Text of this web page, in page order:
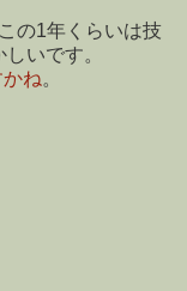
の1年くらいは技
いです。
ね。